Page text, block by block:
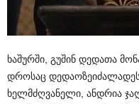
ხაშურში გუშინ დედათა
დროსაც დედაოზე
ხელმძღვანელი ანდრია